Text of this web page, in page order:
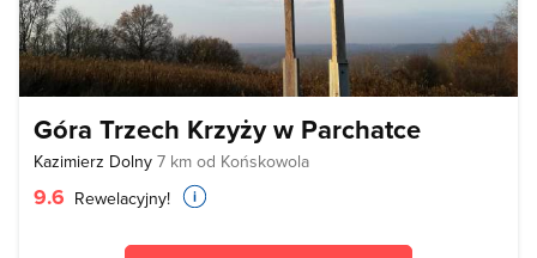
Góra Trzech Krzyży w Parchatce
Kazimierz Dolny 7 km od Końskowola
9.6 Rewelacyjny!